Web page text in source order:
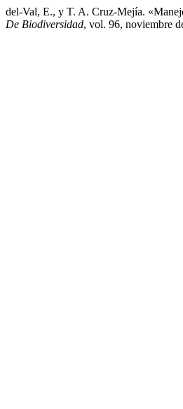
del-Val, E., y T. A. Cruz-Mejía.
De Biodiversidad, vol. 96, noviembre